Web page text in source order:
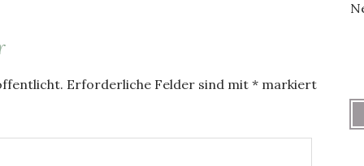
Erforderliche Felder sind mit * markiert